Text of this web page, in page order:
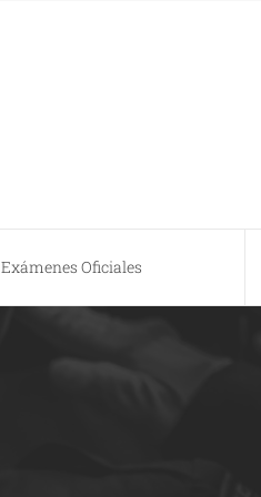
Exámenes Oficiales